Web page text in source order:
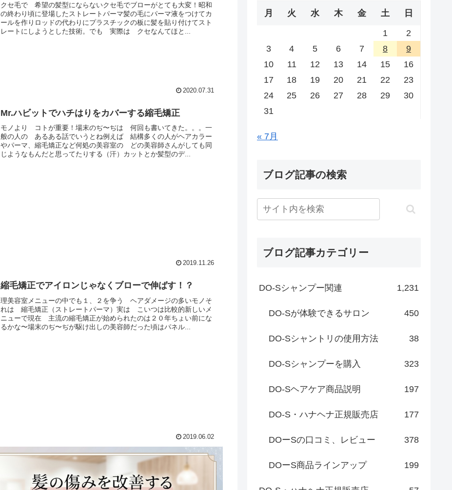
クセ毛で 希望の髪型にならないクセ毛でブローがとても大変！昭和
の終わり頃に登場したストレートパーマ髪の毛にパーマ液をつけてカ
ールを作りロッドの代わりにプラスチックの板に髪を貼り付けてスト
レートにしようとした技術。でも 実際は クセなんてほと...
2020.07.31
Mr.ハビットでハチはりをカバーする縮毛矯正
モノより コトが重要！場末のぢ〜ぢは 何回も書いてきた。。。一
般の人の あるある話でいうとね例えば 結構多くの人がヘアカラー
やパーマ、縮毛矯正など何処の美容室の どの美容師さんがしても同
じようなもんだと思ってたりする（汗）カットとか髪型のデ...
2019.11.26
縮毛矯正でアイロンじゃなくブローで伸ばす！？
理美容室メニューの中でも１、２を争う ヘアダメージの多いモノそ
れは 縮毛矯正（ストレートパーマ）実は こいつは比較的新しいメ
ニューで現在 主流の縮毛矯正が始められたのは２０年ちょい前にな
るかな〜場末のぢ〜ぢが駆け出しの美容師だった頃はパネル...
2019.06.02
月 火 水 木 金 土 日
1
2
3
4 5 6 7 8
9
10
11 12 13 14 15
16
17
18 19 20 21 22
23
24
25 26 27 28 29
30
31
« 7月
ブログ記事の検索
ブログ記事カテゴリー
DO-Sシャンプー関連 1,231
DO-Sが体験できるサロン 450
DO-Sシャントリの使用方法 38
DO-Sシャンプーを購入 323
DO-Sヘアケア商品説明 197
DO-S・ハナヘナ正規販売店 177
DOーSの口コミ、レビュー 378
DOーS商品ラインアップ 199